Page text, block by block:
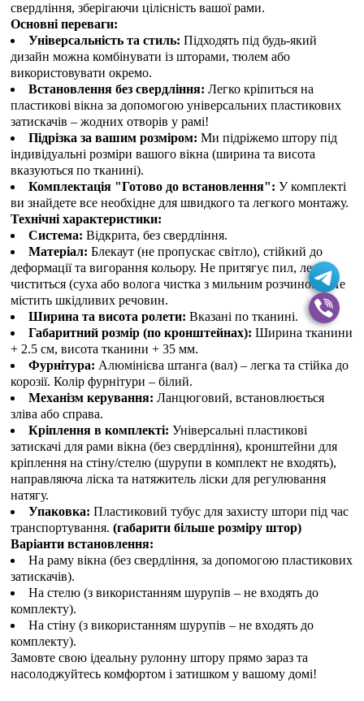
свердління, зберігаючи цілісність вашої рами.
Основні переваги:
Універсальність та стиль: Підходять під будь-який
дизайн можна комбінувати із шторами, тюлем або
використовувати окремо.
Встановлення без свердління: Легко кріпиться на
пластикові вікна за допомогою універсальних пластикових
затискачів – жодних отворів у рамі!
Підрізка за вашим розміром: Ми підріжемо штору під
індивідуальні розміри вашого вікна (ширина та висота
вказуються по тканині).
Комплектація "Готово до встановлення": У комплекті
ви знайдете все необхідне для швидкого та легкого монтажу.
Технічні характеристики:
Система: Відкрита, без свердління.
Матеріал: Блекаут (не пропускає світло), стійкий до
деформації та вигорання кольору. Не притягує пил, легко
чиститься (суха або волога чистка з мильним розчином). Не
містить шкідливих речовин.
Ширина та висота ролети: Вказані по тканині.
Габаритний розмір (по кронштейнах): Ширина тканини
+ 2.5 см, висота тканини + 35 мм.
Фурнітура: Алюмінієва штанга (вал) – легка та стійка до
корозії. Колір фурнітури – білий.
Механізм керування: Ланцюговий, встановлюється
зліва або справа.
Кріплення в комплекті: Універсальні пластикові
затискачі для рами вікна (без свердління), кронштейни для
кріплення на стіну/стелю (шурупи в комплект не входять),
направляюча ліска та натяжитель ліски для регулювання
натягу.
Упаковка: Пластиковий тубус для захисту штори під час
транспортування.(габарити більше розміру штор)
Варіанти встановлення:
На раму вікна (без свердління, за допомогою пластикових
затискачів).
На стелю (з використанням шурупів – не входять до
комплекту).
На стіну (з використанням шурупів – не входять до
комплекту).
Замовте свою ідеальну рулонну штору прямо зараз та
насолоджуйтесь комфортом і затишком у вашому домі!